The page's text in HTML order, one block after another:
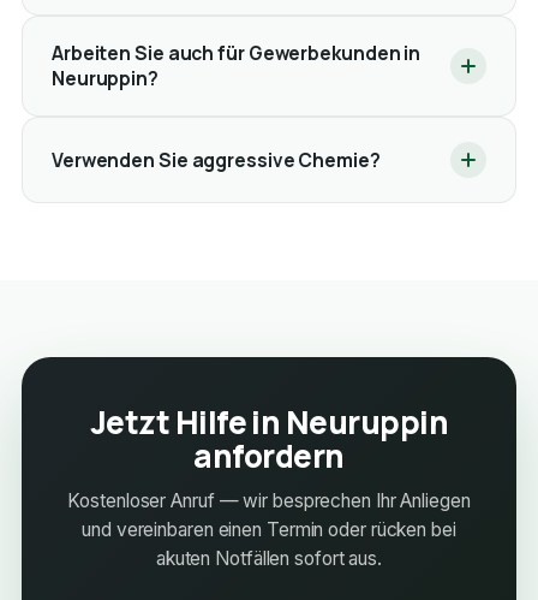
Arbeiten Sie auch für Gewerbekunden in
Neuruppin?
Verwenden Sie aggressive Chemie?
Jetzt Hilfe in Neuruppin
anfordern
Kostenloser Anruf — wir besprechen Ihr Anliegen
und vereinbaren einen Termin oder rücken bei
akuten Notfällen sofort aus.